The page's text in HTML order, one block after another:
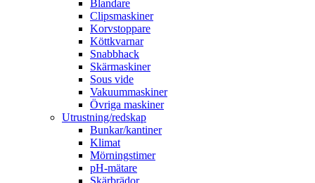
Blandare
Clipsmaskiner
Korvstoppare
Köttkvarnar
Snabbhack
Skärmaskiner
Sous vide
Vakuummaskiner
Övriga maskiner
Utrustning/redskap
Bunkar/kantiner
Klimat
Mörningstimer
pH-mätare
Skärbrädor